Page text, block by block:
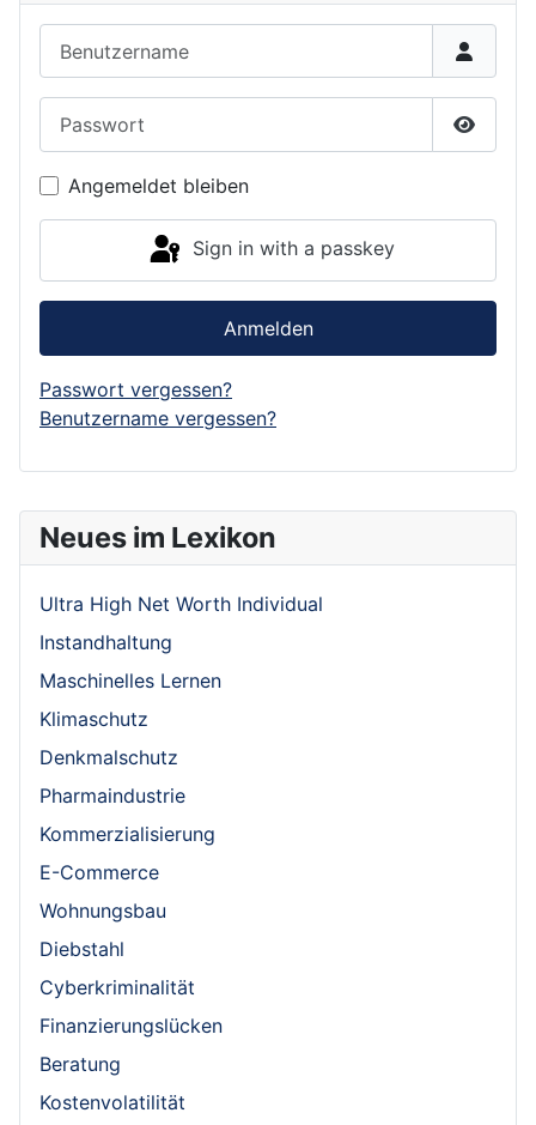
Neues im Lexikon
Ultra High Net Worth Individual
Instandhaltung
Maschinelles Lernen
Klimaschutz
Denkmalschutz
Pharmaindustrie
Kommerzialisierung
E-Commerce
Wohnungsbau
Diebstahl
Cyberkriminalität
Finanzierungslücken
Beratung
Kostenvolatilität
Show
Angemeldet bleiben
Sign in with a passkey
Anmelden
Passwort vergessen?
Benutzername vergessen?